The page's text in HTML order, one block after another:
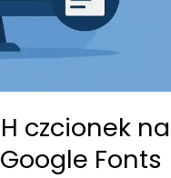
czcionek na
Fonts